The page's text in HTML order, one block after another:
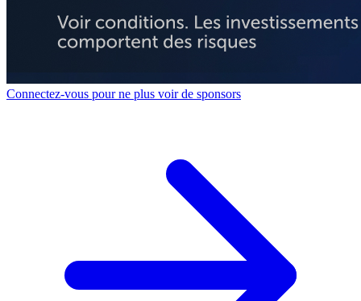
Connectez-vous pour ne plus voir de sponsors